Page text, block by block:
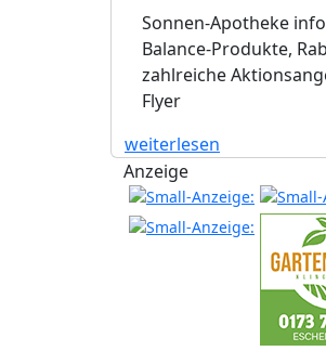
Sonnen-Apotheke
Balance-Produkte,
zahlreiche
Flyer
weiterlesen
Anzeige